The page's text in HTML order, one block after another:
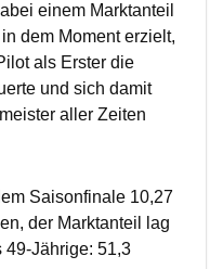
einem Marktanteil
dem Moment erzielt,
als Erster die
und sich damit
aller Zeiten
Saisonfinale 10,27
der Marktanteil lag
49-Jährige: 51,3